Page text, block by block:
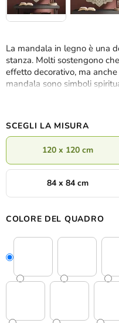
La mandala in legno è una
stanza. Molti sostengono
effetto decorativo, ma
mandala sono simboli
SCEGLI LA MISURA
120 x 120 cm
84 x 84 cm
COLORE DEL QUADRO